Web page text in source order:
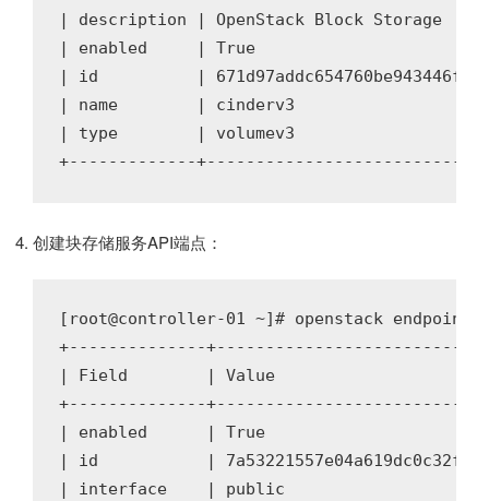
| description | OpenStack Block Storage
| enabled     | True
| id          |
| name        | cinderv3
| type        | volumev3
创建块存储服务API端点：
[root@controller-01 ~]# openstack
+--------------
| Field        | Value
+--------------
| enabled      | True
| id           |
| interface    | public